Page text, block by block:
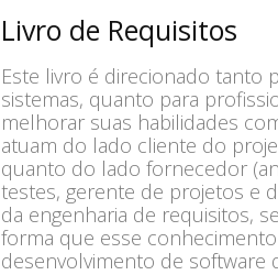
Livro de Requisitos
Este livro é direcionado tanto
sistemas, quanto para
melhorar suas habilidades
atuam do lado cliente do
quanto do lado fornecedor
testes, gerente de projetos e
da engenharia de requisitos,
forma que esse
desenvolvimento de software